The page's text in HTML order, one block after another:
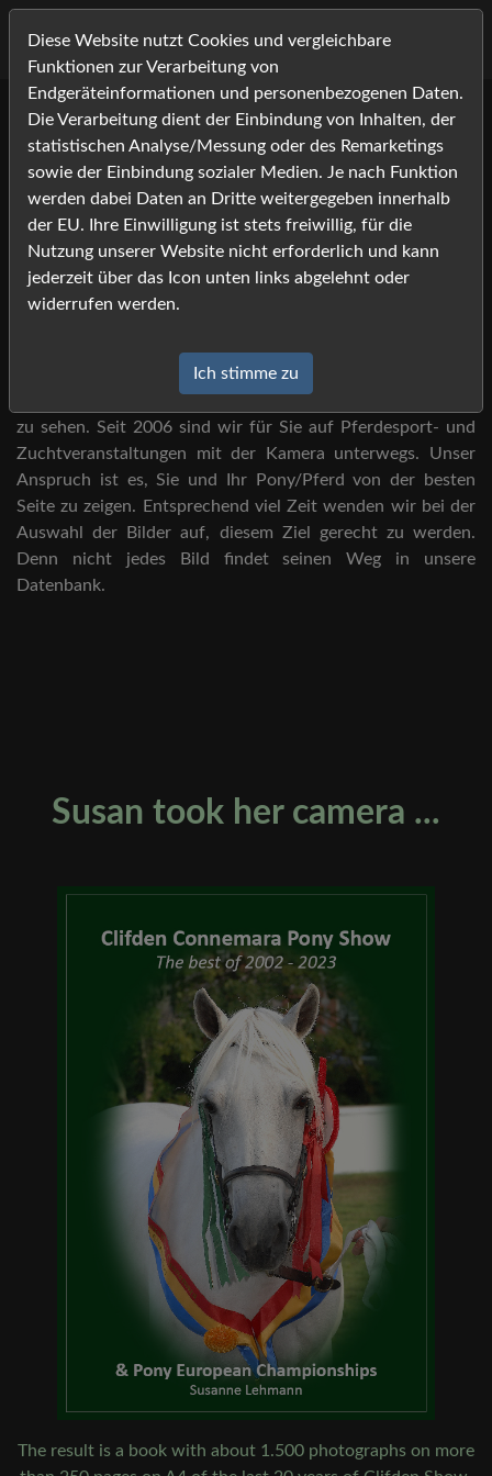
Willkommen bei Foto-
Job.com -
Ihrem Bildershop rund um die
Pferdefotografie!
Sie haben Foto-Job auf der Veranstaltung gesehen?
zu sehen. Seit 2006 sind wir für Sie auf Pferdesport- und
Zuchtveranstaltungen mit der Kamera unterwegs. Unser
Anspruch ist es, Sie und Ihr Pony/Pferd von der besten
Seite zu zeigen. Entsprechend viel Zeit wenden wir bei der
Auswahl der Bilder auf, diesem Ziel gerecht zu werden.
Denn nicht jedes Bild findet seinen Weg in unsere
Datenbank.
Susan took her camera ...
The result is a book with about 1.500 photographs on more
Diese Website nutzt Cookies und vergleichbare
Funktionen zur Verarbeitung von
Endgeräteinformationen und personenbezogenen Daten.
Die Verarbeitung dient der Einbindung von Inhalten, der
statistischen Analyse/Messung oder des Remarketings
sowie der Einbindung sozialer Medien. Je nach Funktion
werden dabei Daten an Dritte weitergegeben innerhalb
der EU. Ihre Einwilligung ist stets freiwillig, für die
Nutzung unserer Website nicht erforderlich und kann
jederzeit über das Icon unten links abgelehnt oder
widerrufen werden.
Ich stimme zu